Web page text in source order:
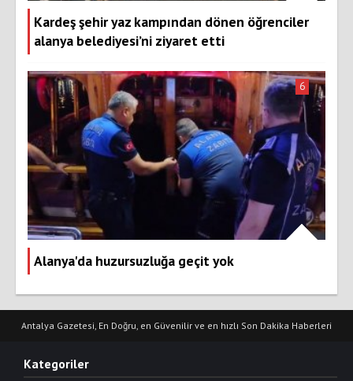
Kardeş şehir yaz kampından dönen öğrenciler
alanya belediyesi’ni ziyaret etti
Alanya'da huzursuzluğa geçit yok
6
Antalya Gazetesi, En Doğru, en Güvenilir ve en hızlı Son Dakika Haberleri
Kategoriler